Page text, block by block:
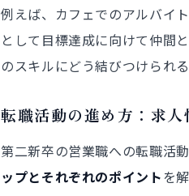
例えば、カフェでのアルバイ
として目標達成に向けて仲間
のスキルにどう結びつけられ
転職活動の進め方：求
第二新卒の営業職への転職活
ップとそれぞれのポイント を